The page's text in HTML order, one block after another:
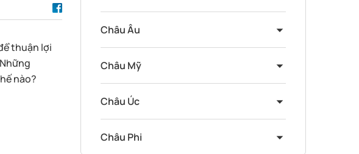
thuận lợi
nào?
Châu Âu
Châu Mỹ
Châu Úc
Châu Phi